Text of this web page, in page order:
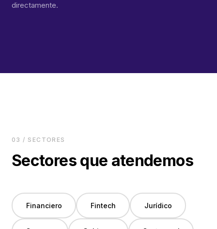
directamente.
03 / SECTORES
Sectores que atendemos
Financiero Fintech Jurídico